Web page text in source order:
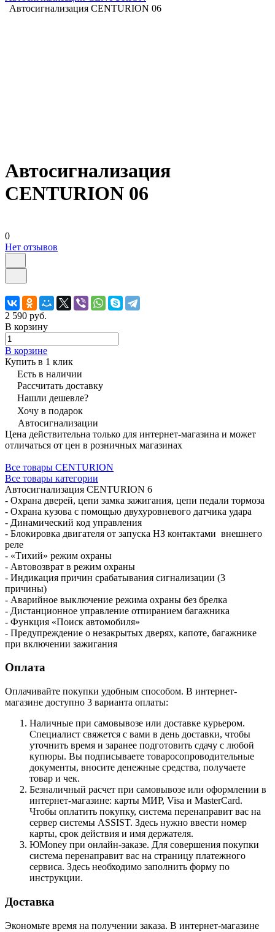
Автосигнализация CENTURION 06
Автосигнализация
CENTURION 06
0
Нет отзывов
2 590 руб.
В корзину
В корзине
Купить в 1 клик
Есть в наличии
Рассчитать доставку
Нашли дешевле?
Хочу в подарок
Автосигнализации
Цена действительна только для интернет-магазина и может
отличаться от цен в розничных магазинах
Все товары CENTURION
Все товары категории
Автосигнализация CENTURION 6
- Охрана дверей, цепи замка зажигания, цепи педали тормоза
- Охрана кузова с помощью двухуровневого датчика удара
- Динамический код управления
- Блокировка двигателя от запуска НЗ контактами внешнего
реле
- «Тихий» режим охраны
- Автовозврат в режим охраны
- Индикация причин срабатывания сигнализации (3
причины)
- Аварийное выключение режима охраны без брелка
- Дистанционное управление отпиранием багажника
- Функция «Поиск автомобиля»
- Предупреждение о незакрытых дверях, капоте, багажнике
при включении зажигания
Оплата
Оплачивайте покупки удобным способом. В интернет-
магазине доступно 3 варианта оплаты:
Наличные при самовывозе или доставке курьером.
Специалист свяжется с вами в день доставки, чтобы
уточнить время и заранее подготовить сдачу с любой
купюры. Вы подписываете товаросопроводительные
документы, вносите денежные средства, получаете
товар и чек.
Безналичный расчет при самовывозе или оформлении в
интернет-магазине: карты МИР, Visa и MasterCard.
Чтобы оплатить покупку, система перенаправит вас на
сервер системы ASSIST. Здесь нужно ввести номер
карты, срок действия и имя держателя.
ЮMoney при онлайн-заказе. Для совершения покупки
система перенаправит вас на страницу платежного
сервиса. Здесь необходимо заполнить форму по
инструкции.
Доставка
Экономьте время на получении заказа. В интернет-магазине